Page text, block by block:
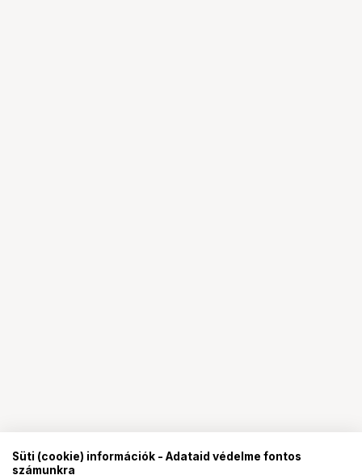
Süti (cookie) információk - Adataid védelme fontos
számunkra